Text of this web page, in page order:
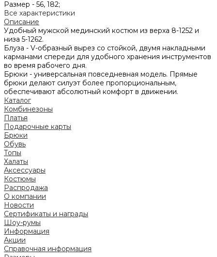
Размер - 56, 182;
Все характеристики
Описание
Удобный мужской мединский костюм из верха 8-1252 и
низа 5-1262.
Блуза - V-образный вырез со стойкой, двумя накладными
карманами спереди для удобного хранения инструментов
во время рабочего дня.
Брюки - универсальная повседневная модель. Прямые
брюки делают силуэт более пропорциональным,
обеспечивают абсолютный комфорт в движении.
Каталог
Комбинезоны
Платья
Подарочные карты
Брюки
Обувь
Топы
Халаты
Аксессуары
Костюмы
Распродажа
О компании
Новости
Сертификаты и награды
Шоу-румы
Информация
Акции
Справочная информация